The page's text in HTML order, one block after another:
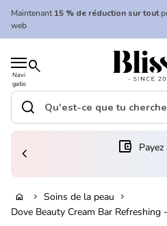
Skip to content
Maintenant15 % de réduction sur tout
web
Navi
gatio
n
mobil
search
Accueil
Accueil
Recherche"
search
(le lien s'ouvre dans un nouvel
account_balance_wallet Payez
chevron_left
home chevron_right Soins de la peau chevron_right
Dove Beauty Cream Bar Refreshing